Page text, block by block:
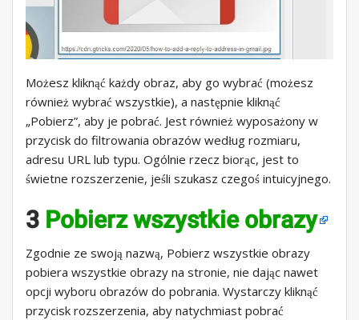
Możesz kliknąć każdy obraz, aby go wybrać (możesz
również wybrać wszystkie), a następnie kliknąć
„Pobierz”, aby je pobrać. Jest również wyposażony w
przycisk do filtrowania obrazów według rozmiaru,
adresu URL lub typu. Ogólnie rzecz biorąc, jest to
świetne rozszerzenie, jeśli szukasz czegoś intuicyjnego.
3 Pobierz wszystkie obrazy
Zgodnie ze swoją nazwą, Pobierz wszystkie obrazy
pobiera wszystkie obrazy na stronie, nie dając nawet
opcji wyboru obrazów do pobrania. Wystarczy kliknąć
przycisk rozszerzenia, aby natychmiast pobrać